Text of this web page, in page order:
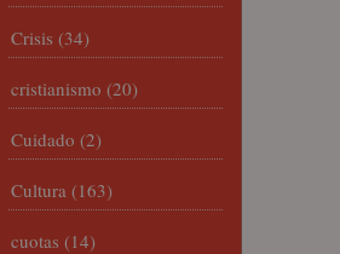
Crisis (34)
cristianismo (20)
Cuidado (2)
Cultura (163)
cuotas (14)